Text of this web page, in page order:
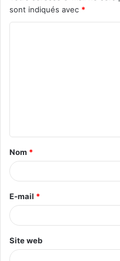
sont indiqués avec *
t
a
i
e
*
Nom *
E-mail *
Site web